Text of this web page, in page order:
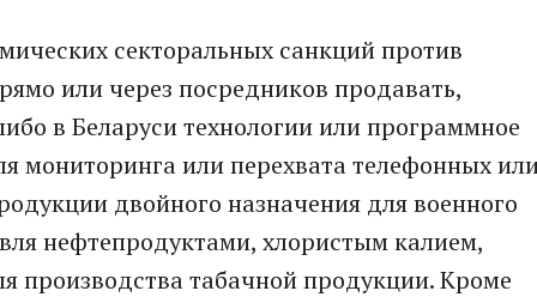
секторальных санкций против
или через посредников продавать,
в Беларуси технологии или программное
мониторинга или перехвата телефонных
двойного назначения для военного
нефтепродуктами, хлористым калием,
производства табачной продукции. Кроме